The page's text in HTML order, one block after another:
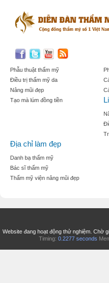
Phẫu thuật thẩm mỹ
Điều trị thẩm mỹ da
Nâng mũi đẹp
Tạo mà lúm đồng tiền
Địa chỉ làm đẹp
Danh bạ thẩm mỹ
Bác sĩ thẩm mỹ
Thẩm mỹ viện nâng mũi đẹp
Website đang hoạt động thử nghiệm. Chờ
Timing: 0.2277 seconds